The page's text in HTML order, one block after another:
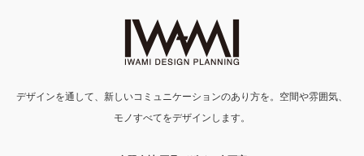
デザインを通して、新しいコミュニケーションのあり方を。空間や雰囲気、
モノすべてをデザインします。